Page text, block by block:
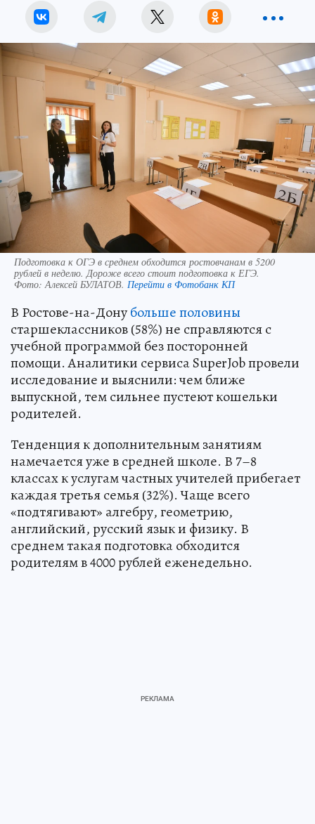
Подготовка к ОГЭ в среднем обходится ростовчанам в 5200
рублей в неделю. Дороже всего стоит подготовка к ЕГЭ.
Фото: Алексей БУЛАТОВ. Перейти в Фотобанк КП
В Ростове-на-Донубольше половины
старшеклассников (58%) не справляются с
учебной программой без посторонней
помощи. Аналитики сервиса SuperJob провели
исследование и выяснили: чем ближе
выпускной, тем сильнее пустеют кошельки
родителей.
Тенденция к дополнительным занятиям
намечается уже в средней школе. В 7–8
классах к услугам частных учителей прибегает
каждая третья семья (32%). Чаще всего
«подтягивают» алгебру, геометрию,
английский, русский язык и физику. В
среднем такая подготовка обходится
родителям в 4000 рублей еженедельно.